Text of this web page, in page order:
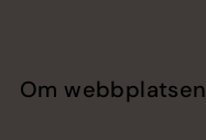
Om webbplatsen